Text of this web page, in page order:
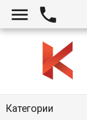
 
Категории